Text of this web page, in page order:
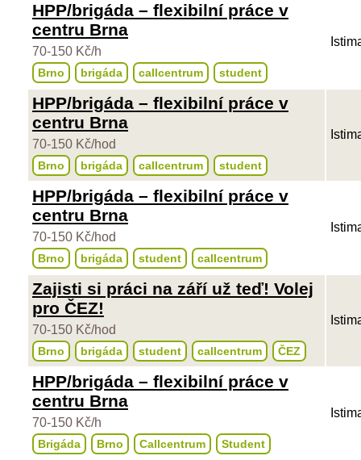
HPP/brigáda – flexibilní práce v
centru Brna
70-150 Kč/h
Brno brigáda callcentrum student
HPP/brigáda – flexibilní práce v
centru Brna
70-150 Kč/hod
Brno brigáda callcentrum student
HPP/brigáda – flexibilní práce v
centru Brna
70-150 Kč/hod
Brno brigáda student callcentrum
Zajisti si práci na září už teď! Volej
pro ČEZ!
70-150 Kč/hod
Brno brigáda student callcentrum ČEZ
HPP/brigáda – flexibilní práce v
centru Brna
70-150 Kč/h
Brigáda Brno Callcentrum Student